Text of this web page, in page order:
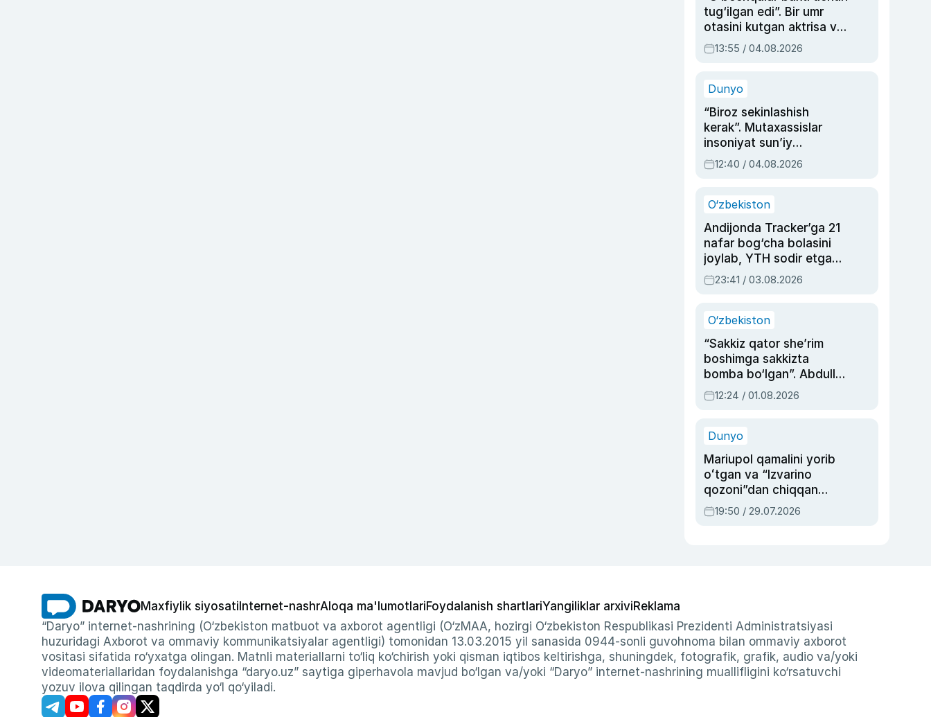
tug‘ilgan edi”. Bir umr
otasini kutgan aktrisa va
dublyaj ustasi Rimma
Ahmedovaning
13:55 / 04.08.2026
Dunyo
“Biroz sekinlashish
kerak”. Mutaxassislar
insoniyat sun’iy
intellektni boshqara
olmay qolishidan xavotir
12:40 / 04.08.2026
O‘zbekiston
Andijonda Tracker’ga 21
nafar bog‘cha bolasini
joylab, YTH sodir etgan
ayolga sud hukmi o‘qildi
23:41 / 03.08.2026
O‘zbekiston
“Sakkiz qator she’rim
boshimga sakkizta
bomba bo‘lgan”. Abdulla
Oripovni siyosiy
ayblovlardan asrab
12:24 / 01.08.2026
Dunyo
Mariupol qamalini yorib
oʻtgan va “Izvarino
qozoni”dan chiqqan
qahramon — Ukraina
armiyasi bosh
19:50 / 29.07.2026
Maxfiylik siyosati Internet-nashrAloqa ma'lumotlariFoydalanish shartlariYangiliklar arxiviReklama
“Daryo” internet-nashrining (O‘zbekiston matbuot va axborot agentligi (O‘zMAA, hozirgi O‘zbekiston Respublikasi Prezidenti Administratsiyasi
huzuridagi Axborot va ommaviy kommunikatsiyalar agentligi) tomonidan 13.03.2015 yil sanasida 0944-sonli guvohnoma bilan ommaviy axborot
vositasi sifatida ro‘yxatga olingan. Matnli materiallarni to‘liq ko‘chirish yoki qisman iqtibos keltirishga, shuningdek, fotografik, grafik, audio va/yoki
videomateriallaridan foydalanishga “daryo.uz” saytiga giperhavola mavjud bo‘lgan va/yoki “Daryo” internet-nashrining muallifligini ko‘rsatuvchi
yozuv ilova qilingan taqdirda yo‘l qo‘yiladi.